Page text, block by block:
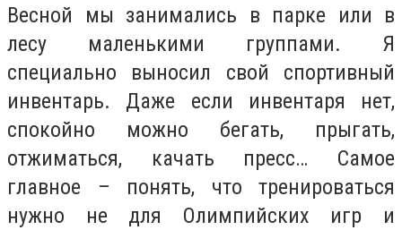
Весной мы занимались в парке или в
лесу маленькими группами. Я
специально выносил свой спортивный
инвентарь. Даже если инвентаря нет,
спокойно можно бегать, прыгать,
отжиматься, качать пресс… Самое
главное – понять, что тренироваться
нужно не для Олимпийских игр и